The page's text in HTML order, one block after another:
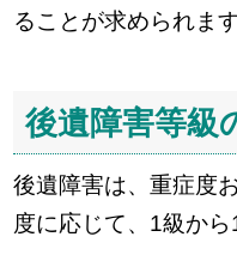
ることが求められます
後遺障害等級
後遺障害は、重症度
度に応じて、1級から